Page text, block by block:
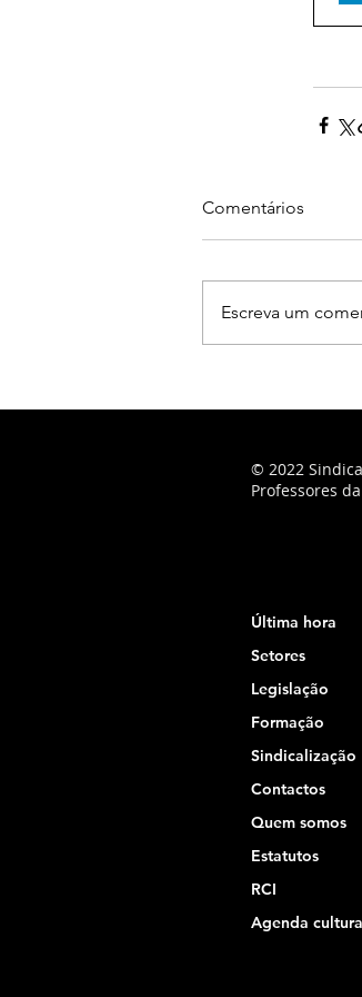
Comentários
Escreva um
© 2022
Professores
Última hora
Setores
Legislação
Formação
Sindicalização
Contactos
Quem somos
Estatutos
RCI
Agenda